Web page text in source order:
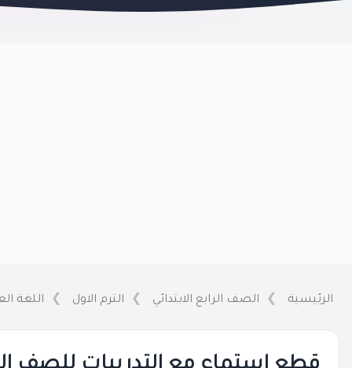
الرئيسية الصف الرابع الابتدائي الترم الاول اللغة